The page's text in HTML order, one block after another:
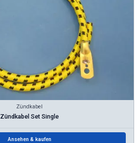
Zündkabel
Zündkabel Set Single
Ansehen & kaufen